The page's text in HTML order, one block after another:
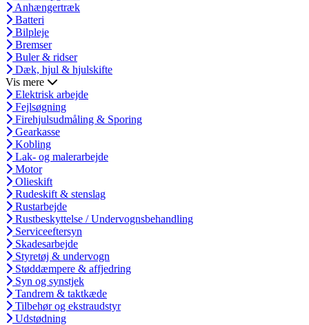
Anhængertræk
Batteri
Bilpleje
Bremser
Buler & ridser
Dæk, hjul & hjulskifte
Vis mere
Elektrisk arbejde
Fejlsøgning
Firehjulsudmåling & Sporing
Gearkasse
Kobling
Lak- og malerarbejde
Motor
Olieskift
Rudeskift & stenslag
Rustarbejde
Rustbeskyttelse / Undervognsbehandling
Serviceeftersyn
Skadesarbejde
Styretøj & undervogn
Støddæmpere & affjedring
Syn og synstjek
Tandrem & taktkæde
Tilbehør og ekstraudstyr
Udstødning